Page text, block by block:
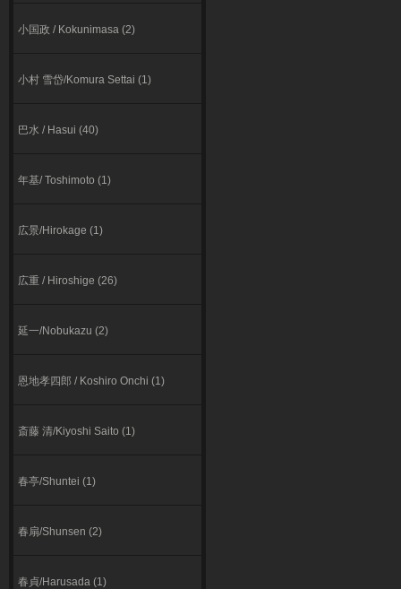
小国政 / Kokunimasa (2)
小村 雪岱/Komura Settai (1)
巴水 / Hasui (40)
年基/ Toshimoto (1)
広景/Hirokage (1)
広重 / Hiroshige (26)
延一/Nobukazu (2)
恩地孝四郎 / Koshiro Onchi (1)
斎藤 清/Kiyoshi Saito (1)
春亭/Shuntei (1)
春扇/Shunsen (2)
春貞/Harusada (1)